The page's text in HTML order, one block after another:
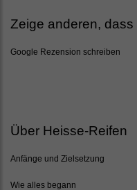
Zeige anderen,
Google Rezension schreiben
Über Heisse-Reifen
Anfänge und Zielsetzung
Wie alles begann